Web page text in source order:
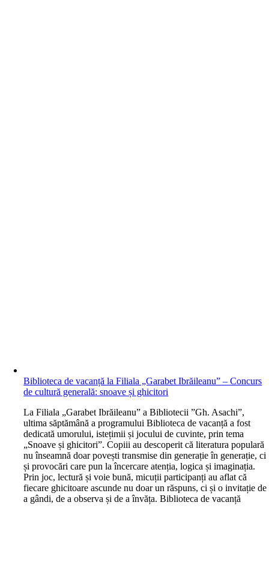
Biblioteca de vacanță la Filiala „Garabet Ibrăileanu” – Concurs
de cultură generală: snoave și ghicitori
La Filiala „Garabet Ibrăileanu” a Bibliotecii ”Gh. Asachi”,
ultima săptămână a programului Biblioteca de vacanță a fost
dedicată umorului, istețimii și jocului de cuvinte, prin tema
„Snoave și ghicitori”. Copiii au descoperit că literatura populară
nu înseamnă doar povești transmise din generație în generație, ci
și provocări care pun la încercare atenția, logica și imaginația.
Prin joc, lectură și voie bună, micuții participanți au aflat că
fiecare ghicitoare ascunde nu doar un răspuns, ci și o invitație de
a gândi, de a observa și de a învăța. Biblioteca de vacanță